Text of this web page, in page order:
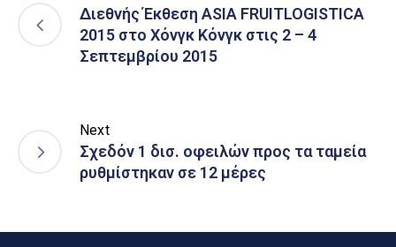
Διεθνής Έκθεση ASIA FRUITLOGISTICA
2015 στο Χόνγκ Κόνγκ στις 2 – 4
Σεπτεμβρίου 2015
Next
Σχεδόν 1 δισ. οφειλών προς τα ταμεία
ρυθμίστηκαν σε 12 μέρες